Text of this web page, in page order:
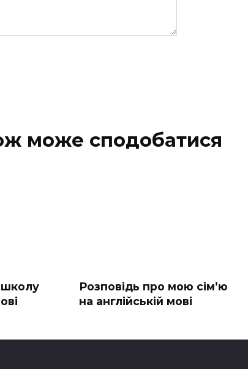
може сподобатися
школу
Розповідь про мою сім’ю
на англійській мові